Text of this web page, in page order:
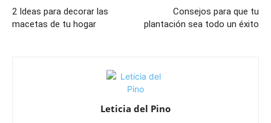
2 Ideas para decorar las
macetas de tu hogar
Consejos para que tu
plantación sea todo un éxito
Leticia del Pino